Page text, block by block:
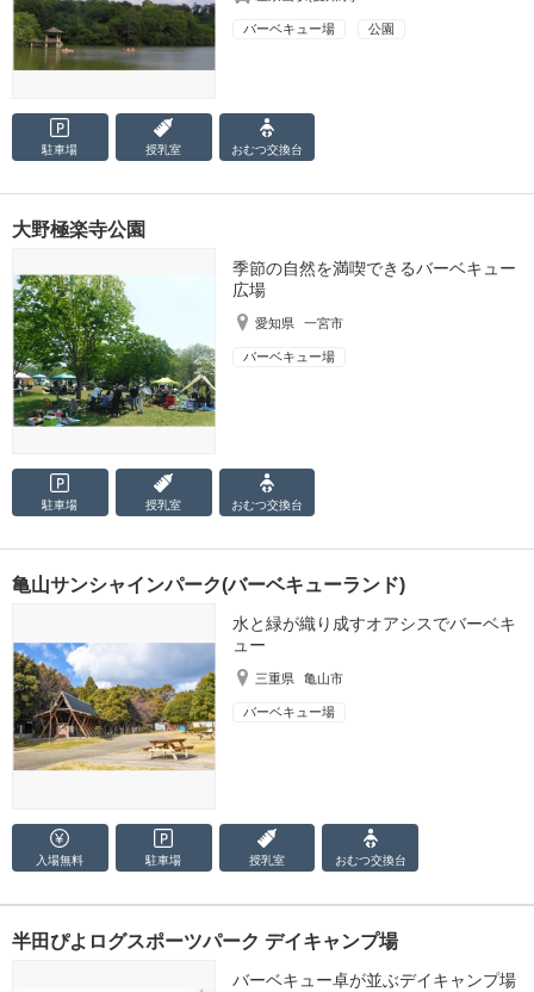
バーベキュー場 公園
駐車場 授乳室 おむつ交換台
大野極楽寺公園
季節の自然を満喫できるバーベキュー
広場
愛知県 一宮市
バーベキュー場
駐車場 授乳室 おむつ交換台
亀山サンシャインパーク(バーベキューランド)
水と緑が織り成すオアシスでバーベキ
ュー
三重県 亀山市
バーベキュー場
入場無料 駐車場 授乳室 おむつ交換台
半田ぴよログスポーツパーク デイキャンプ場
バーベキュー卓が並ぶデイキャンプ場